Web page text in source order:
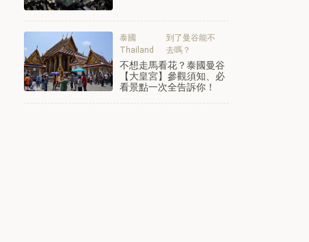
泰國
Thailand
到了曼谷能不
去嗎？
不想走馬看花？泰國曼谷
【大皇宮】參觀須知、必
看景點一次全告訴你！